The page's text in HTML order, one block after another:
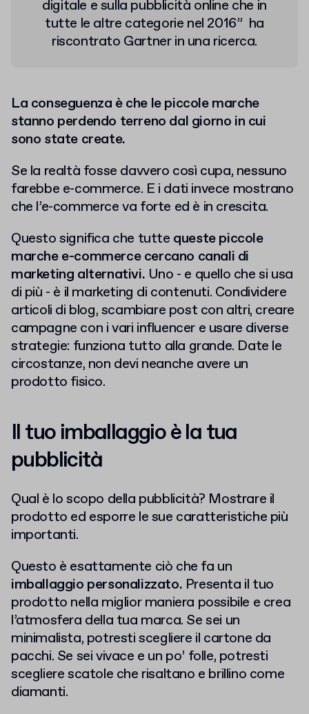
digitale e sulla pubblicità online che in
tutte le altre categorie nel 2016” ha
riscontrato Gartner in una ricerca.
La conseguenza è che le piccole marche
stanno perdendo terreno dal giorno in cui
sono state create.
Se la realtà fosse davvero così cupa, nessuno
farebbe e-commerce. E i dati invece mostrano
che l’e-commerce va forte ed è in crescita.
Questo significa che tutte queste piccole
marche e-commerce cercano canali di
marketing alternativi. Uno - e quello che si usa
di più - è il marketing di contenuti. Condividere
articoli di blog, scambiare post con altri, creare
campagne con i vari influencer e usare diverse
strategie: funziona tutto alla grande. Date le
circostanze, non devi neanche avere un
prodotto fisico.
Il tuo imballaggio è la tua
pubblicità
Qual è lo scopo della pubblicità? Mostrare il
prodotto ed esporre le sue caratteristiche più
importanti.
Questo è esattamente ciò che fa un
imballaggio personalizzato. Presenta il tuo
prodotto nella miglior maniera possibile e crea
l’atmosfera della tua marca. Se sei un
minimalista, potresti scegliere il cartone da
pacchi. Se sei vivace e un po’ folle, potresti
scegliere scatole che risaltano e brillino come
diamanti.